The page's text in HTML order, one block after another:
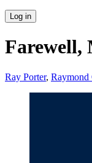
Log in
Farewell,
Ray Porter, Raymond